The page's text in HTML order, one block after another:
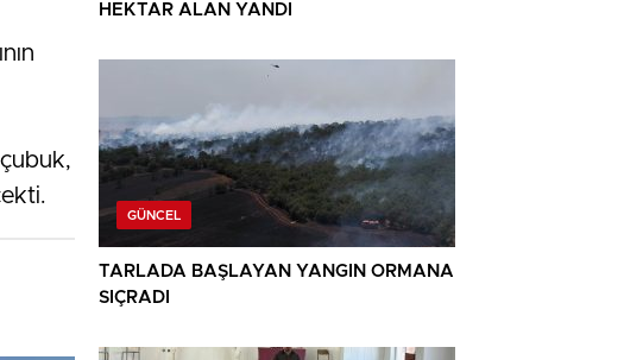
HEKTAR ALAN YANDI
GÜNCEL
TARLADA BAŞLAYAN YANGIN ORMANA
SIÇRADI